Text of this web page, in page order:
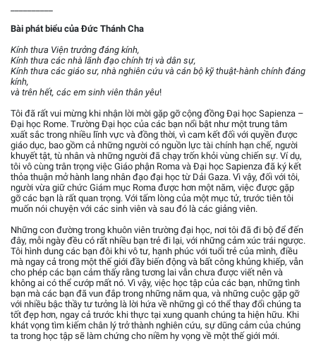
Bài phát biểu của Đức Thánh Cha
Kính thưa Viện trưởng đáng kính,
Kính thưa các nhà lãnh đạo chính trị và dân sự,
Kính thưa các giáo sư, nhà nghiên cứu và cán bộ kỹ thuật-hành chính đáng
kính,
và trên hết, các em sinh viên thân yêu!
Tôi đã rất vui mừng khi nhận lời mời gặp gỡ cộng đồng Đại học Sapienza –
Đại học Rome. Trường Đại học của các bạn nổi bật như một trung tâm
xuất sắc trong nhiều lĩnh vực và đồng thời, vì cam kết đối với quyền được
giáo dục, bao gồm cả những người có nguồn lực tài chính hạn chế, người
khuyết tật, tù nhân và những người đã chạy trốn khỏi vùng chiến sự. Ví dụ,
tôi vô cùng trân trọng việc Giáo phận Roma và Đại học Sapienza đã ký kết
thỏa thuận mở hành lang nhân đạo đại học từ Dải Gaza. Vì vậy, đối với tôi,
người vừa giữ chức Giám mục Roma được hơn một năm, việc được gặp
gỡ các bạn là rất quan trọng. Với tấm lòng của một mục tử, trước tiên tôi
muốn nói chuyện với các sinh viên và sau đó là các giảng viên.
Những con đường trong khuôn viên trường đại học, nơi tôi đã đi bộ để đến
đây, mỗi ngày đều có rất nhiều bạn trẻ đi lại, với những cảm xúc trái ngược.
Tôi hình dung các bạn đôi khi vô tư, hạnh phúc với tuổi trẻ của mình, điều
mà ngay cả trong một thế giới đầy biến động và bất công khủng khiếp, vẫn
cho phép các bạn cảm thấy rằng tương lai vẫn chưa được viết nên và
không ai có thể cướp mất nó. Vì vậy, việc học tập của các bạn, những tình
bạn mà các bạn đã vun đắp trong những năm qua, và những cuộc gặp gỡ
với nhiều bậc thầy tư tưởng là lời hứa về những gì có thể thay đổi chúng ta
tốt đẹp hơn, ngay cả trước khi thực tại xung quanh chúng ta hiện hữu. Khi
khát vọng tìm kiếm chân lý trở thành nghiên cứu, sự dũng cảm của chúng
ta trong học tập sẽ làm chứng cho niềm hy vọng về một thế giới mới.